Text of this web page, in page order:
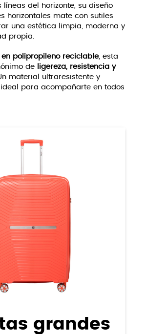
líneas del horizonte, su diseño
horizontales mate con sutiles
una estética limpia, moderna y
propia.
en polipropileno reciclable, esta
de
ligereza, resistencia y
material ultraresistente y
para acompañarte en todos
grandes